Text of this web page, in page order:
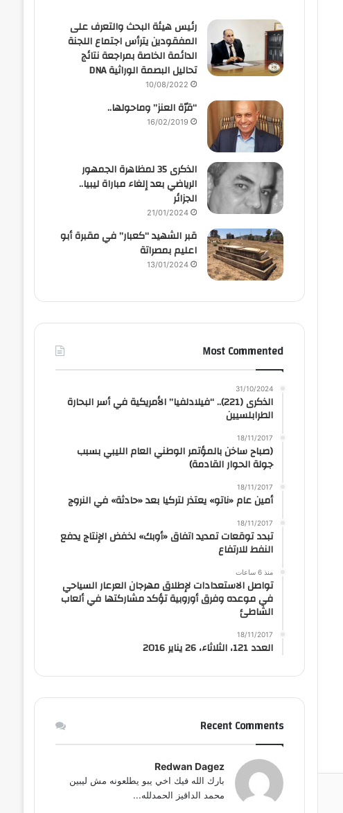
رئيس هيئة البحث والتعرف على
المفقودين يترأس اجتماع اللجنة
الدائمة الخاصة بمراجعة نتائج
تحاليل البصمة الوراثية DNA
10/08/2022
“قرّة العنز” وماحولها..
16/02/2019
الذكرى 35 لمظاهرة الجمهور
الرياضي بعد إلغاء مباراة ليبيا..
الجزائر
21/01/2024
قبر الشهيد “كعبار” في مقبرة أبو
اعليم بمصراتة
13/01/2024
Most Commented
31/10/2024
الذكرى (221).. “فيلادلفيا” الأمريكية في أسر البحارة
الطرابلسيين
18/11/2017
(صباح ساخن بالمؤتمر الوطني العام الليبي بسبب
جولة الحوار القادمة)
18/11/2017
أمين عام «ناتو» يعتذر لتركيا بعد «حادثة» في النروج
18/11/2017
تبدد توقعات تمديد اتفاق «أوبك» لخفض الإنتاج يدفع
النفط للارتفاع
منذ 6 ساعات
تواصل الاستعدادات لإطلاق مهرجان العرعار السياحي
في موعده وفرق أوروبية تؤكد مشاركتها في ألعاب
الشاطئ
18/11/2017
العدد 121، الثلاثاء، 26 يناير 2016
Recent Comments
Redwan Dagez
بارك الله فيك اخي يبو يطلعونه مش ليبين
محمد الداقيز الحمدلله...